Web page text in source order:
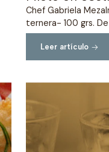
Chef Gabriela
ternera- 100 grs. De
Leer artículo